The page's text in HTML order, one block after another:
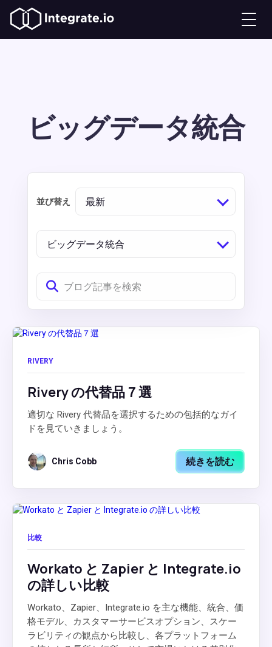
ビッグデータ統合
ビッグデータ統合
並び替え 最新
RIVERY
Rivery の代替品７選
適切な Rivery 代替品を選択するための包括的なガイ
ドを見ていきましょう。
Chris Cobb 続きを読む
比較
Workato と Zapier と Integrate.io
の詳しい比較
Workato、Zapier、Integrate.io を主な機能、統合、価
格モデル、カスタマーサービスオプション、スケー
ラビリティの観点から比較し、各プラットフォーム